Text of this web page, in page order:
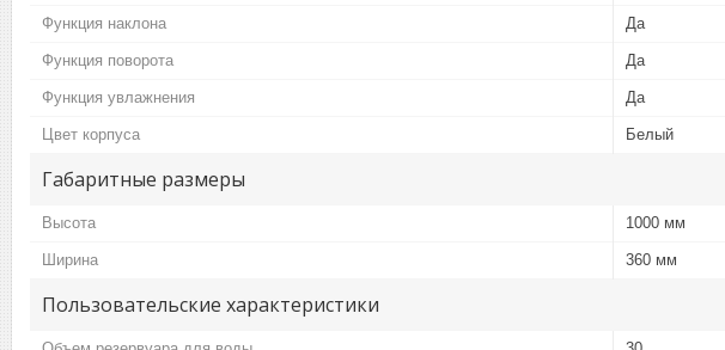
Функция наклона Да
Функция поворота Да
Функция увлажнения Да
Цвет корпуса Белый
Габаритные размеры
Высота 1000 мм
Ширина 360 мм
Пользовательские характеристики